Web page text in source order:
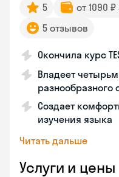
5 от 1090
5 отзывов
Окончила курс
Владеет
разнообразного
Создает
изучения языка
Читать дальше
Услуги и цены